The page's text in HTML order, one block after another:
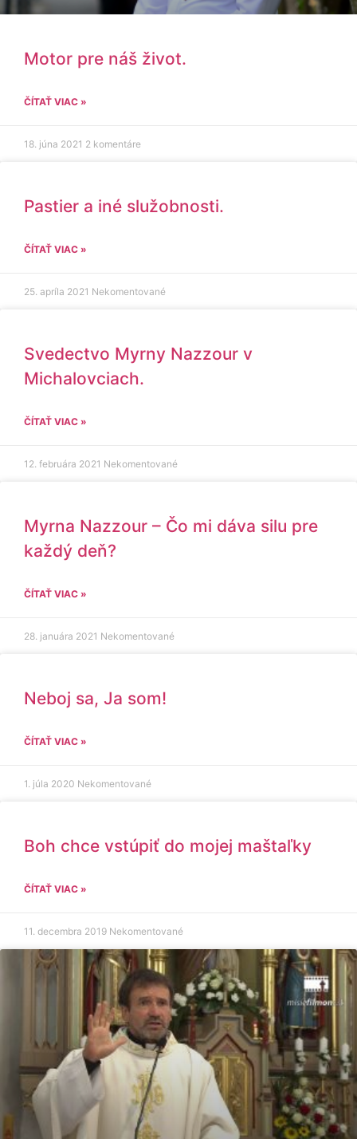
Motor pre náš život.
ČÍTAŤ VIAC »
18. júna 2021 2 komentáre
Pastier a iné služobnosti.
ČÍTAŤ VIAC »
25. apríla 2021 Nekomentované
Svedectvo Myrny Nazzour v
Michalovciach.
ČÍTAŤ VIAC »
12. februára 2021 Nekomentované
Myrna Nazzour – Čo mi dáva silu pre
každý deň?
ČÍTAŤ VIAC »
28. januára 2021 Nekomentované
Neboj sa, Ja som!
ČÍTAŤ VIAC »
1. júla 2020 Nekomentované
Boh chce vstúpiť do mojej maštaľky
ČÍTAŤ VIAC »
11. decembra 2019 Nekomentované